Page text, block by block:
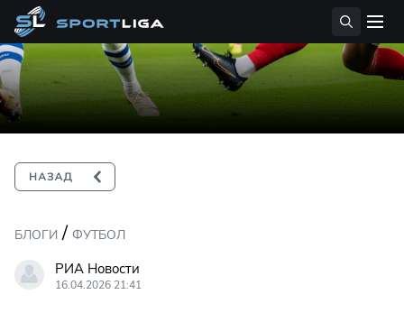
БЛОГИ / ФУТБОЛ
РИА Новости
16.04.2026 21:41